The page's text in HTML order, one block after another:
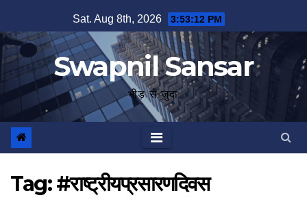
to
content
Sat. Aug 8th, 2026 3:53:13 PM
Swapnil Sansar
भीड़ से जुदा
Tag:#राष्ट्रीयप्रसारणदिवस